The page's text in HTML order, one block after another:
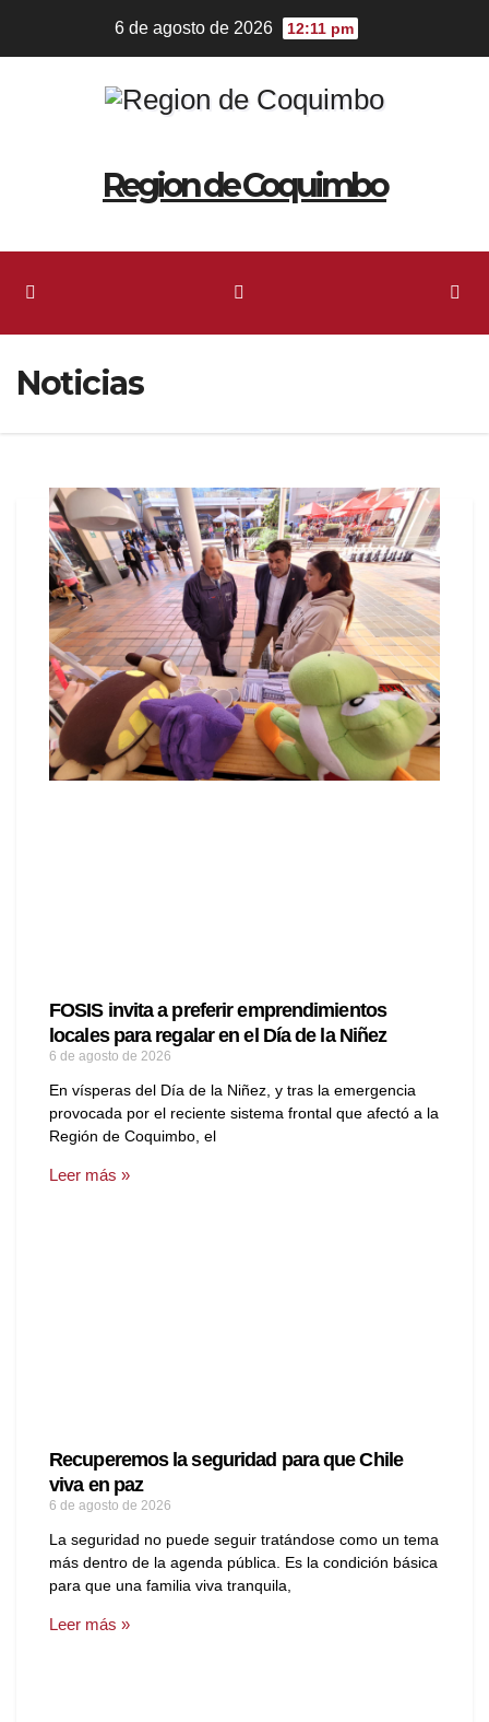
6 de agosto de 2026 12:11 pm
Region de Coquimbo
Noticias
FOSIS invita a preferir emprendimientos
locales para regalar en el Día de la Niñez
6 de agosto de 2026
En vísperas del Día de la Niñez, y tras la emergencia
provocada por el reciente sistema frontal que afectó a la
Región de Coquimbo, el
Leer más »
Recuperemos la seguridad para que Chile
viva en paz
6 de agosto de 2026
La seguridad no puede seguir tratándose como un tema
más dentro de la agenda pública. Es la condición básica
para que una familia viva tranquila,
Leer más »